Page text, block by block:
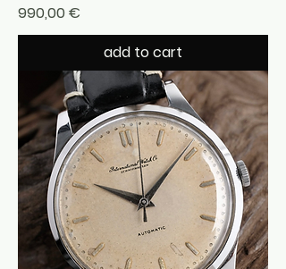
Precio
990,00 €
add to cart